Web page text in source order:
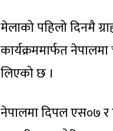
मेलाको पहिलो दिनमै
कार्यक्रममार्फत
लिएको छ ।
नेपालमा दिपल एस०७ र